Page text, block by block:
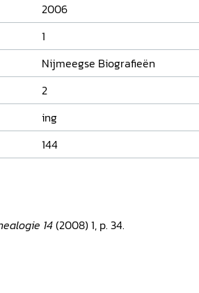
2006
1
Nijmeegse Biografieën
2
ing
144
14(2008) 1, p. 34.